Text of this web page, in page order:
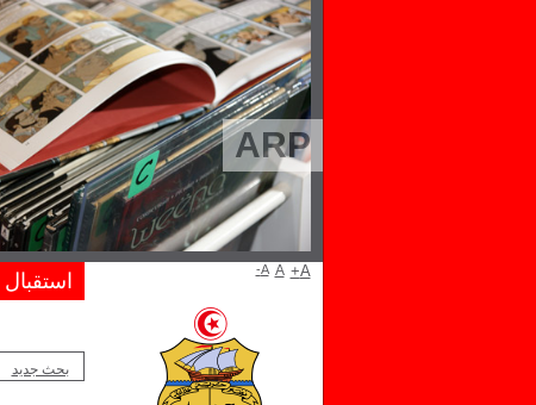
ARP
بحث جديد
استقبال A- A A+